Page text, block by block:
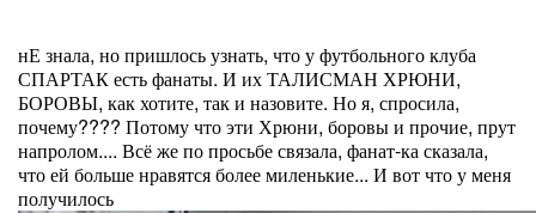
нЕ знала, но пришлось узнать, что у футбольного клуба
СПАРТАК есть фанаты. И их ТАЛИСМАН ХРЮНИ,
БОРОВЫ, как хотите, так и назовите. Но я, спросила,
почему???? Потому что эти Хрюни, боровы и прочие, прут
напролом.... Всё же по просьбе связала, фанат-ка сказала,
что ей больше нравятся более миленькие... И вот что у меня
получилось